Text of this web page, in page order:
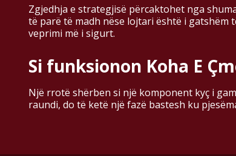
Zgjedhja e strategjisë përcaktohet nga
të parë të madh nëse lojtari është i gatshëm
veprimi më i sigurt.
Si funksionon Koha E
Një rrotë shërben si një komponent kyç i
raundi, do të ketë një fazë bastesh ku